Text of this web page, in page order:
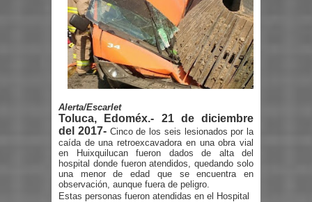
Alerta/Escarlet
Toluca, Edoméx.- 21 de diciembre
del 2017- Cinco de los seis lesionados por la
caída de una retroexcavadora en una obra vial
en Huixquilucan fueron dados de alta del
hospital donde fueron atendidos, quedando solo
una menor de edad que se encuentra en
observación, aunque fuera de peligro.
Estas personas fueron atendidas en el Hospital